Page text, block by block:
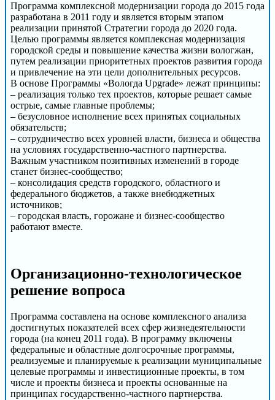
Программа комплексной модернизации города до 2015 года
разработана в 2011 году и является вторым этапом
реализации принятой Стратегии города до 2020 года.
Целью программы является комплексная модернизация
городской среды и повышение качества жизни вологжан,
путем реализации приоритетных проектов развития города
и привлечение на эти цели дополнительных ресурсов.
В основе Программы «Вологда Upgrade» лежат принципы:
– реализация только тех проектов, которые решает самые
острые, самые главные проблемы;
– безусловное исполнение всех принятых социальных
обязательств;
– сотрудничество всех уровней власти, бизнеса и общества
на условиях государственно-частного партнерства.
Важным участником позитивных изменений в городе
станет бизнес-сообщество;
– консолидация средств городского, областного и
федерального бюджетов, а также внебюджетных
источников;
– городская власть, горожане и бизнес-сообщество
работают вместе.
Организационно-технологическое
решение вопроса
Программа составлена на основе комплексного анализа
достигнутых показателей всех сфер жизнедеятельности
города (на конец 2011 года). В программу включены
федеральные и областные долгосрочные программы,
реализуемые и планируемые к реализации муниципальные
целевые программы и инвестиционные проекты, в том
числе и проекты бизнеса и проекты основанные на
принципах государственно-частного партнерства.